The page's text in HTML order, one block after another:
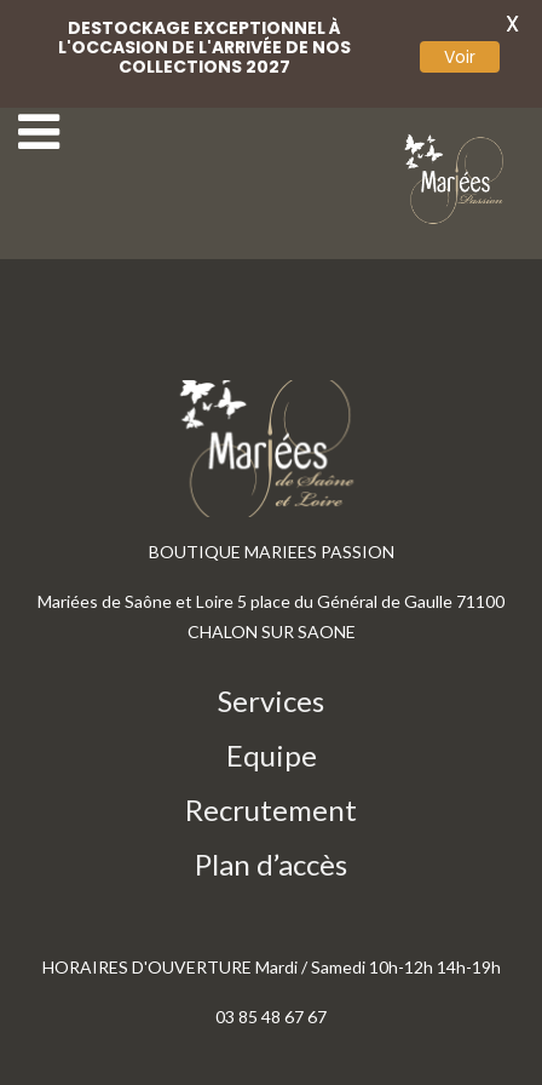
BOUTIQUE MARIEES PASSION
Mariées de Saône et Loire 5 place du Général de Gaulle 71100
CHALON SUR SAONE
Services
Equipe
Recrutement
Plan d’accès
HORAIRES D'OUVERTURE Mardi / Samedi 10h-12h 14h-19h
03 85 48 67 67
DESTOCKAGE EXCEPTIONNEL À
L'OCCASION DE L'ARRIVÉE DE NOS
COLLECTIONS 2027
Voir
X